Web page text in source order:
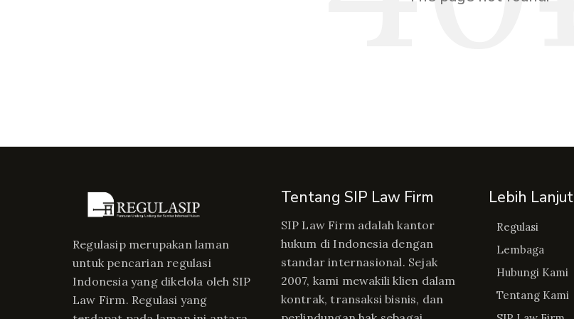
Regulasip merupakan laman
untuk pencarian regulasi
Indonesia yang dikelola oleh SIP
Law Firm. Regulasi yang
Tentang SIP Law Firm
SIP Law Firm adalah kantor
hukum di Indonesia dengan
standar internasional. Sejak
2007, kami mewakili klien dalam
kontrak, transaksi bisnis, dan
Lebih Lanjut
Regulasi
Lembaga
Hubungi Kami
Tentang Kami